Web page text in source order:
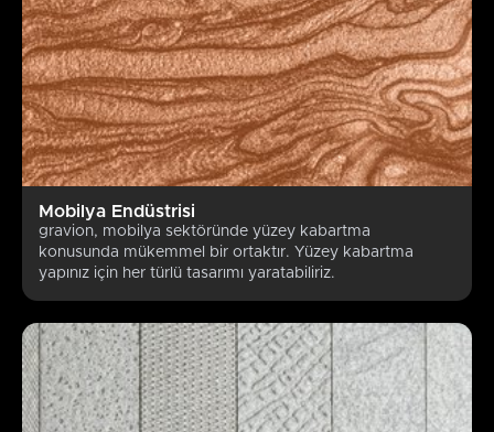
Mobilya Endüstrisi
gravion, mobilya sektöründe yüzey kabartma
konusunda mükemmel bir ortaktır. Yüzey kabartma
yapınız için her türlü tasarımı yaratabiliriz.